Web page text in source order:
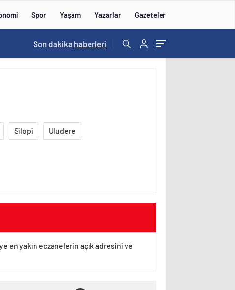
Spor Yaşam Yazarlar Gazeteler
15:59 /
Son dakika haberleri
Silopi Uludere
en yakın eczanelerin açık adresini ve